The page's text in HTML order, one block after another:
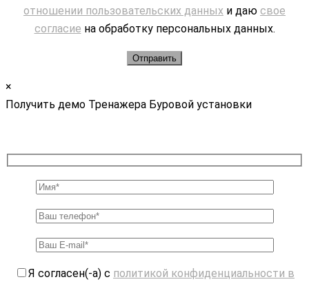
отношении пользовательских данных и даю свое
согласие на обработку персональных данных.
×
Получить демо Тренажера Буровой установки
Я согласен(-а) с политикой конфиденциальности в